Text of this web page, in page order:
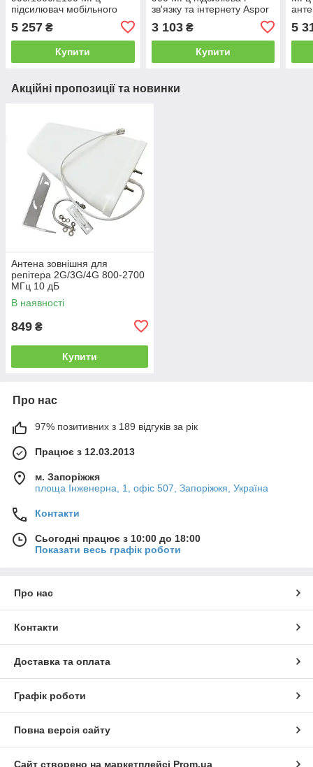
підсилювач мобільного
круговою антеною
5 257 ₴
Купити
зв'язку та інтернету Aspor
3 103₴
Купити
5
Акційні пропозиції та новинки
Антена зовнішня для
репітера 2G/3G/4G 800-2700
МГц 10 дБ
В наявності
849 ₴
Купити
Про нас
97% позитивних з 189 відгуків за рік
Працює з 12.03.2013
м. Запоріжжя
площа Інженерна, 1, офіс 507, Запоріжжя, Україна
Контакти
Сьогодні працює з 10:00 до 18:00
Показати весь графік роботи
Про нас
Контакти
Доставка та оплата
Графік роботи
Повна версія сайту
Сайт створено на маркетплейсі Prom.ua